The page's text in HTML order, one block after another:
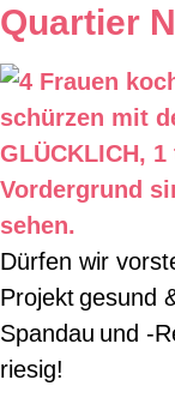
Quartier
Dürfen wir
Projekt gesund
Spandau und -
riesig!